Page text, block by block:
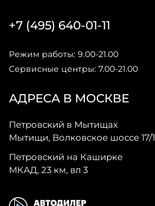
АДРЕСА В МОСКВЕ
Петровский в Мытищах
Мытищи, Волковское шоссе 17/1
Петровский на Каширке
МКАД, 23 км, вл 3
+7 (495) 640-01-11
Режим работы: 9.00-21.00
Сервисные центры: 7.00-21.00